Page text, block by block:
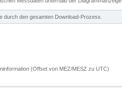
durch den gesamten Download-Prozess.
(Offset von MEZ/MESZ zu UTC)